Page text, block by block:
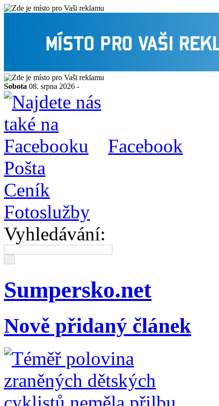
Sobota 08. srpna 2026 -
Facebook
Pošta
Ceník
Fotoslužby
Vyhledávání:
Sumpersko.net
Nově přidaný článek